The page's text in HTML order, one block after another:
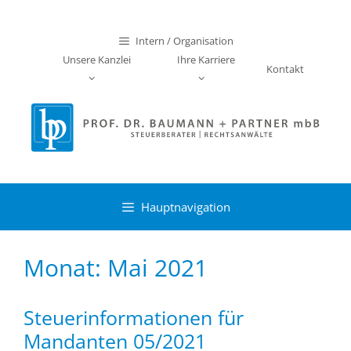
Intern / Organisation
Unsere Kanzlei
Ihre Karriere
Kontakt
Hauptnavigation
Monat: Mai 2021
Steuerinformationen für
Mandanten 05/2021